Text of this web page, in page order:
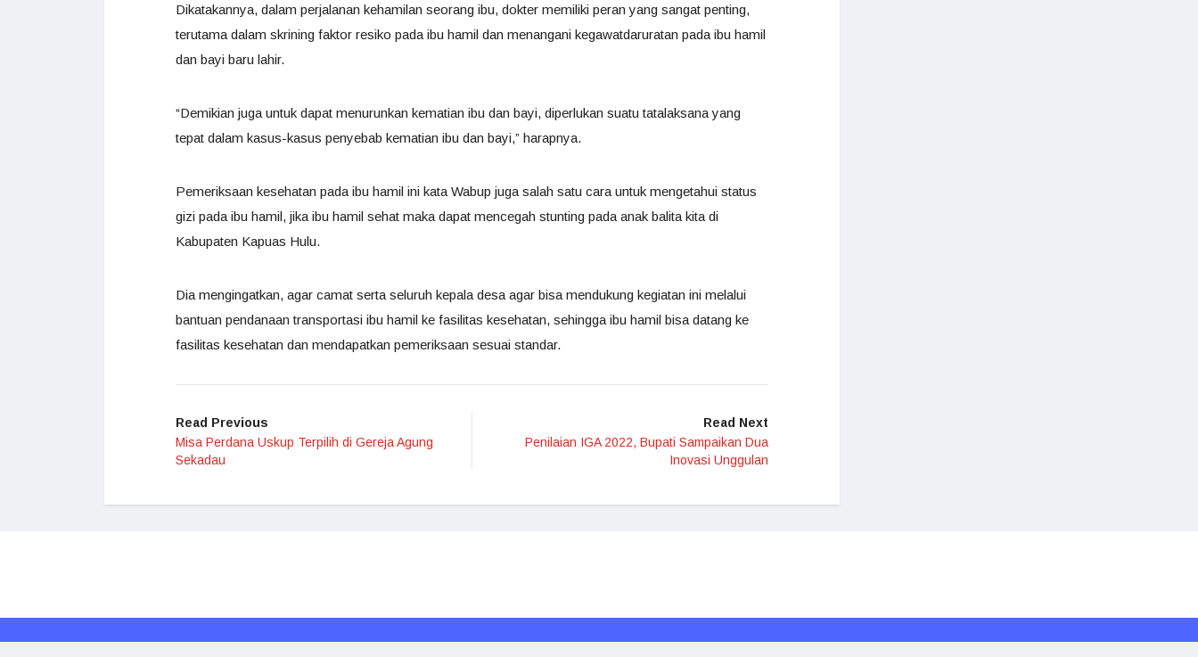
Dikatakannya, dalam perjalanan kehamilan seorang ibu, dokter memiliki peran yang sangat penting,
terutama dalam skrining faktor resiko pada ibu hamil dan menangani kegawatdaruratan pada ibu hamil
dan bayi baru lahir.
“Demikian juga untuk dapat menurunkan kematian ibu dan bayi, diperlukan suatu tatalaksana yang
tepat dalam kasus-kasus penyebab kematian ibu dan bayi,” harapnya.
Pemeriksaan kesehatan pada ibu hamil ini kata Wabup juga salah satu cara untuk mengetahui status
gizi pada ibu hamil, jika ibu hamil sehat maka dapat mencegah stunting pada anak balita kita di
Kabupaten Kapuas Hulu.
Dia mengingatkan, agar camat serta seluruh kepala desa agar bisa mendukung kegiatan ini melalui
bantuan pendanaan transportasi ibu hamil ke fasilitas kesehatan, sehingga ibu hamil bisa datang ke
fasilitas kesehatan dan mendapatkan pemeriksaan sesuai standar.
Read Previous
Misa Perdana Uskup Terpilih di Gereja Agung
Sekadau
Read Next
Penilaian IGA 2022, Bupati Sampaikan Dua
Inovasi Unggulan